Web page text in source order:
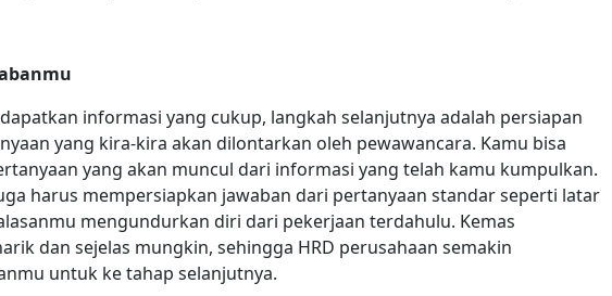
informasi yang cukup, langkah selanjutnya adalah persiapan
yang kira-kira akan dilontarkan oleh pewawancara. Kamu bisa
yang akan muncul dari informasi yang telah kamu kumpulkan.
harus mempersiapkan jawaban dari pertanyaan standar seperti latar
mengundurkan diri dari pekerjaan terdahulu. Kemas
dan sejelas mungkin, sehingga HRD perusahaan semakin
untuk ke tahap selanjutnya.